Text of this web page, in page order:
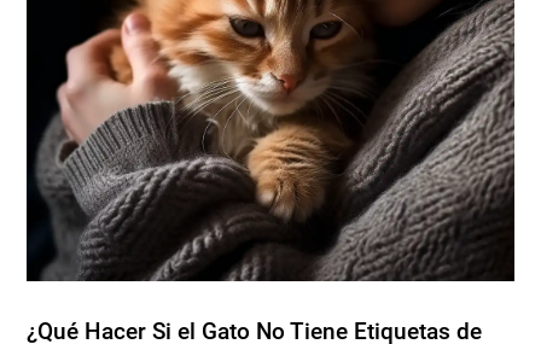
¿Qué Hacer Si el Gato No Tiene Etiquetas de